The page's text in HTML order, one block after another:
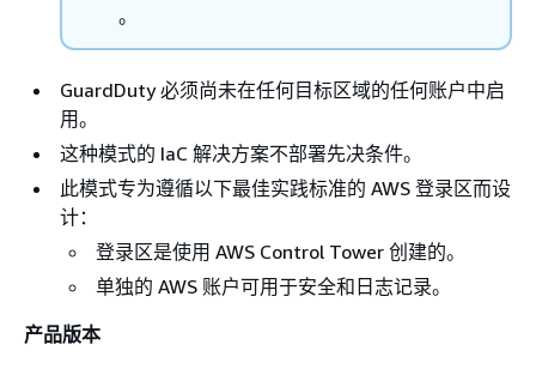
。
GuardDuty 必须尚未在任何目标区域的任何账户中启
用。
这种模式的 IaC 解决方案不部署先决条件。
此模式专为遵循以下最佳实践标准的 AWS 登录区而设
计：
登录区是使用 AWS Control Tower 创建的。
单独的 AWS 账户可用于安全和日志记录。
产品版本